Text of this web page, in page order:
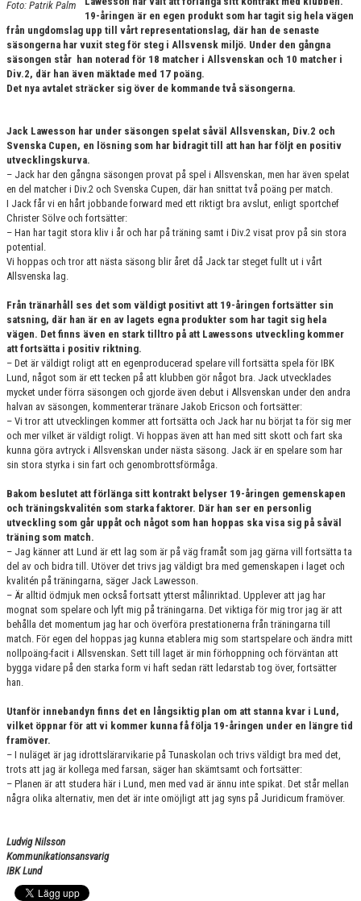
KONTAKT
MATCHER
HERRAR ALLSVENSKAN 25/26
Foto: Patrik Palm
19-åringen är en egen produkt som har tagit sig hela vägen
från ungdomslag upp till vårt representationslag, där han de senaste
säsongerna har vuxit steg för steg i Allsvensk miljö. Under den gångna
säsongen står han noterad för 18 matcher i Allsvenskan och 10 matcher i
Div.2, där han även mäktade med 17 poäng.
Det nya avtalet sträcker sig över de kommande två säsongerna.
Jack Lawesson har under säsongen spelat såväl Allsvenskan, Div.2 och
Svenska Cupen, en lösning som har bidragit till att han har följt en positiv
utvecklingskurva.
– Jack har den gångna säsongen provat på spel i Allsvenskan, men har även spelat
en del matcher i Div.2 och Svenska Cupen, där han snittat två poäng per match.
I Jack får vi en hårt jobbande forward med ett riktigt bra avslut, enligt sportchef
Christer Sölve och fortsätter:
– Han har tagit stora kliv i år och har på träning samt i Div.2 visat prov på sin stora
potential.
Vi hoppas och tror att nästa säsong blir året då Jack tar steget fullt ut i vårt
Allsvenska lag.
Från tränarhåll ses det som väldigt positivt att 19-åringen fortsätter sin
satsning, där han är en av lagets egna produkter som har tagit sig hela
vägen. Det finns även en stark tilltro på att Lawessons utveckling kommer
att fortsätta i positiv riktning.
– Det är väldigt roligt att en egenproducerad spelare vill fortsätta spela för IBK
Lund, något som är ett tecken på att klubben gör något bra. Jack utvecklades
mycket under förra säsongen och gjorde även debut i Allsvenskan under den andra
halvan av säsongen, kommenterar tränare Jakob Ericson och fortsätter:
– Vi tror att utvecklingen kommer att fortsätta och Jack har nu börjat ta för sig mer
och mer vilket är väldigt roligt. Vi hoppas även att han med sitt skott och fart ska
kunna göra avtryck i Allsvenskan under nästa säsong. Jack är en spelare som har
sin stora styrka i sin fart och genombrottsförmåga.
Bakom beslutet att förlänga sitt kontrakt belyser 19-åringen gemenskapen
och träningskvalitén som starka faktorer. Där han ser en personlig
utveckling som går uppåt och något som han hoppas ska visa sig på såväl
träning som match.
– Jag känner att Lund är ett lag som är på väg framåt som jag gärna vill fortsätta ta
del av och bidra till. Utöver det trivs jag väldigt bra med gemenskapen i laget och
kvalitén på träningarna, säger Jack Lawesson.
– Är alltid ödmjuk men också fortsatt ytterst målinriktad. Upplever att jag har
mognat som spelare och lyft mig på träningarna. Det viktiga för mig tror jag är att
behålla det momentum jag har och överföra prestationerna från träningarna till
match. För egen del hoppas jag kunna etablera mig som startspelare och ändra mitt
nollpoäng-facit i Allsvenskan. Sett till laget är min förhoppning och förväntan att
bygga vidare på den starka form vi haft sedan rätt ledarstab tog över, fortsätter
han.
Utanför innebandyn finns det en långsiktig plan om att stanna kvar i Lund,
vilket öppnar för att vi kommer kunna få följa 19-åringen under en längre tid
framöver.
– I nuläget är jag idrottslärarvikarie på Tunaskolan och trivs väldigt bra med det,
trots att jag är kollega med farsan, säger han skämtsamt och fortsätter:
– Planen är att studera här i Lund, men med vad är ännu inte spikat. Det står mellan
några olika alternativ, men det är inte omöjligt att jag syns på Juridicum framöver.
Ludvig Nilsson
Kommunikationsansvarig
IBK Lund